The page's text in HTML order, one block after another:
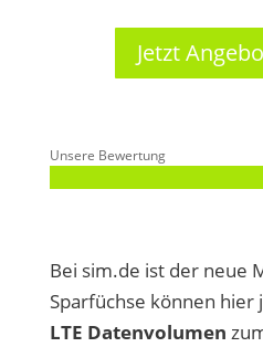
Jetzt
Unsere Bewertung
Bei sim.de ist der neue
Sparfüchse können hier
LTE Datenvolumen